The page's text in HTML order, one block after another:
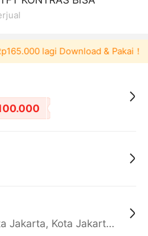
lagi Download & Pakai！
Daerah Khusus Ibukota Jakarta, Kota Jakarta Barat, Cengkareng, yy